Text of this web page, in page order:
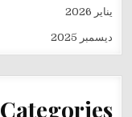
يناير 2026
ديسمبر 2025
Categories